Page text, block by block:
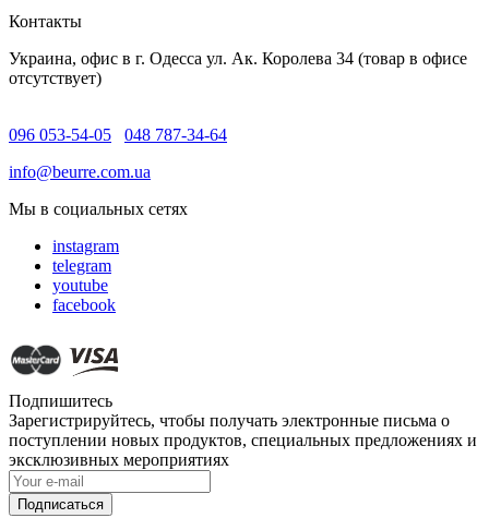
Контакты
Украина, офис в г. Одесса ул. Ак. Королева 34 (товар в офисе
отсутствует)
096 053-54-05
048 787-34-64
info@beurre.com.ua
Мы в социальных сетях
instagram
telegram
youtube
facebook
Подпишитесь
Зарегистрируйтесь, чтобы получать электронные письма о
поступлении новых продуктов, специальных предложениях и
эксклюзивных мероприятиях
Подписаться